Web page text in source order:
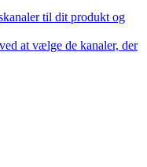
til dit produkt og
at vælge de kanaler, der